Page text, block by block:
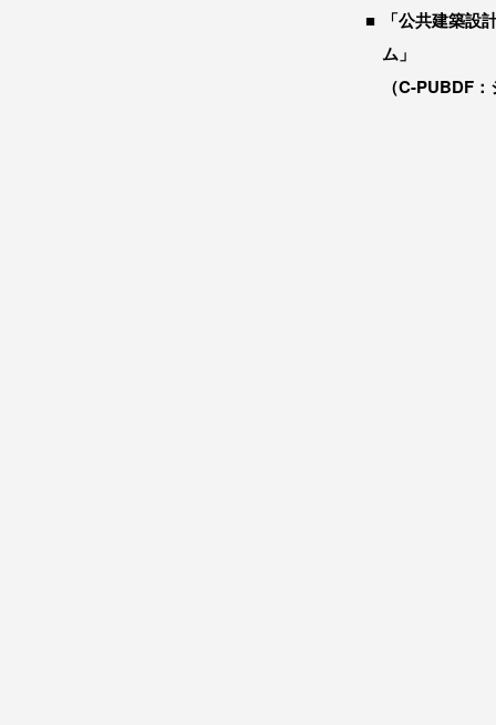
「公共建築設
ム」
（C-PUBDF